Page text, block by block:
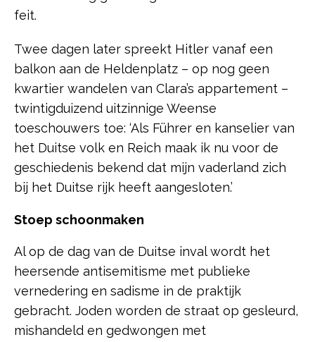
feit.
Twee dagen later spreekt Hitler vanaf een
balkon aan de Heldenplatz – op nog geen
kwartier wandelen van Clara’s appartement –
twintigduizend uitzinnige Weense
toeschouwers toe: ‘Als Führer en kanselier van
het Duitse volk en Reich maak ik nu voor de
geschiedenis bekend dat mijn vaderland zich
bij het Duitse rijk heeft aangesloten.’
Stoep schoonmaken
Al op de dag van de Duitse inval wordt het
heersende antisemitisme met publieke
vernedering en sadisme in de praktijk
gebracht. Joden worden de straat op gesleurd,
mishandeld en gedwongen met